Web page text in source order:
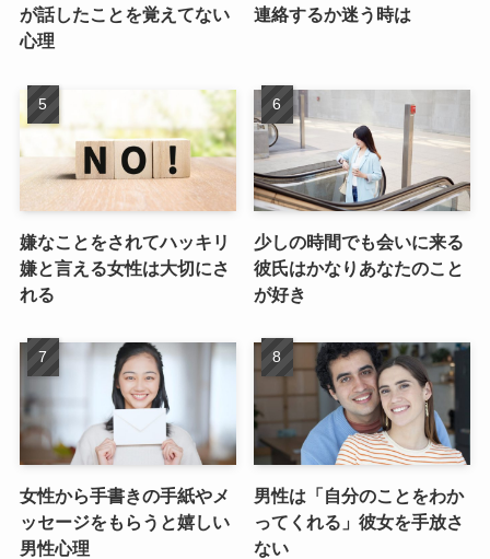
が話したことを覚えてない
心理
連絡するか迷う時は
嫌なことをされてハッキリ
嫌と言える女性は大切にさ
れる
少しの時間でも会いに来る
彼氏はかなりあなたのこと
が好き
女性から手書きの手紙やメ
ッセージをもらうと嬉しい
男性心理
男性は「自分のことをわか
ってくれる」彼女を手放さ
ない